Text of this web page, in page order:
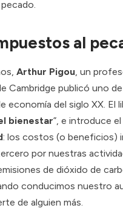
al
Arthur Pigou, un
Cambridge publicó uno
economía del siglo XX. El
bienestar”, e introduce
: los costos (o beneficios)
por nuestras
de dióxido de
conducimos nuestro
de alguien más.